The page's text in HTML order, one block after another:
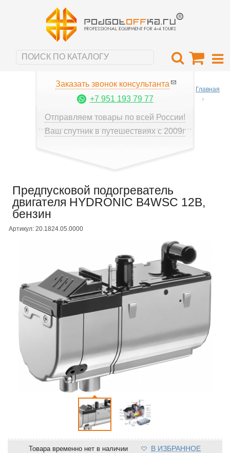
Заказать звонок консультанта
+7 951 193 79 77
Отправляем товары по всей России!
Ваш спутник в путешествиях с 2009г
Главная
Предпусковой подогреватель
двигателя HYDRONIC B4WSC 12B,
бензин
Артикул: 20.1824.05.0000
Товара временно нет в наличии В ИЗБРАННОЕ